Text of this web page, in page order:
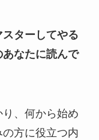
ターしてやる
なたに読んで
、何から始め
方に役立つ内